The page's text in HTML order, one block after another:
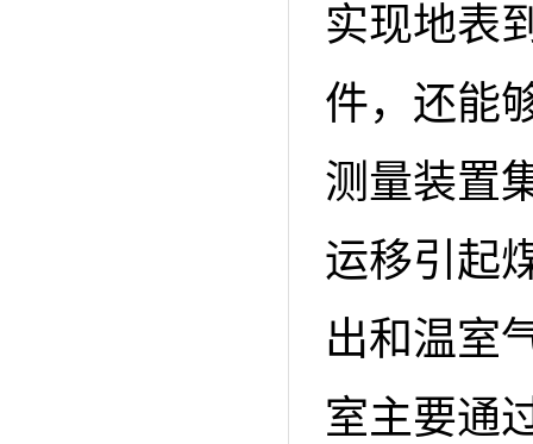
实现地表
件，还能
测量装置
运移引起
出和温室
室主要通